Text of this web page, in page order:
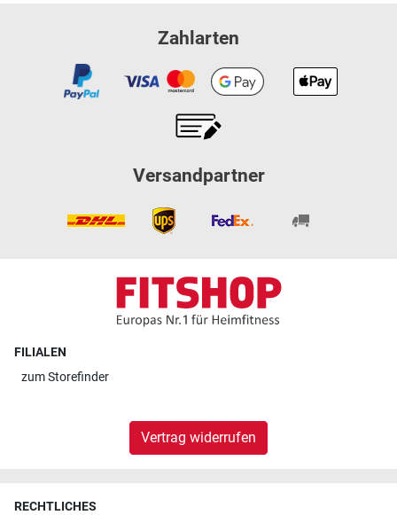
Zahlarten
Versandpartner
FILIALEN
zumStorefinder
Vertrag widerrufen
RECHTLICHES